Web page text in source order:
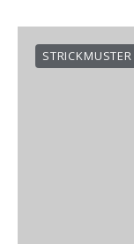
STRICKMUSTER